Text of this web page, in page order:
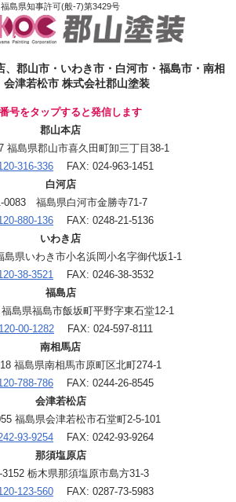
福島県知事許可(般-7)第3429号
、郡山市・いわき市・白河市・福島市・南相
会津若松市 株式会社郡山塗装
号をタップすると発信します
郡山本店
福島県郡山市喜久田町卸三丁目38-1
316-336 FAX: 024-963-1451
白河店
0083 福島県白河市金勝寺71-7
880-136 FAX: 0248-21-5136
いわき店
島県いわき市小名浜岡小名字御代坂1-1
38-3521
FAX: 0246-38-3532
福島店
島県福島市飯坂町平野字東石堂12-1
00-1282 FAX: 024-597-8111
南相馬店
福島県南相馬市原町区北町274-1
788-786 FAX: 0244-26-8545
会津若松店
福島県会津若松市石堂町2-5-101
93-9254 FAX: 0242-93-9264
那須塩原店
3152 栃木県那須塩原市島方31-3
123-560 FAX: 0287-73-5983